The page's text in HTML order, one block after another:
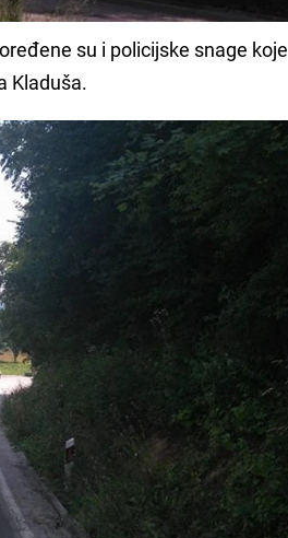
su i policijske snage koje
Kladuša.